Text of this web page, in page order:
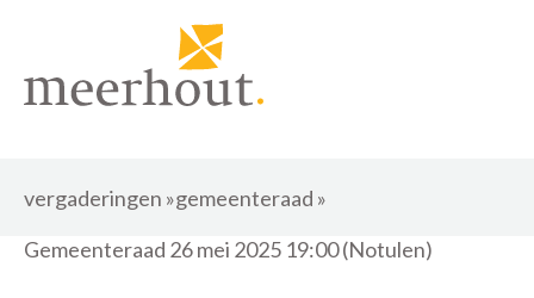
vergaderingen »gemeenteraad »
Gemeenteraad 26 mei 2025 19:00 (Notulen)